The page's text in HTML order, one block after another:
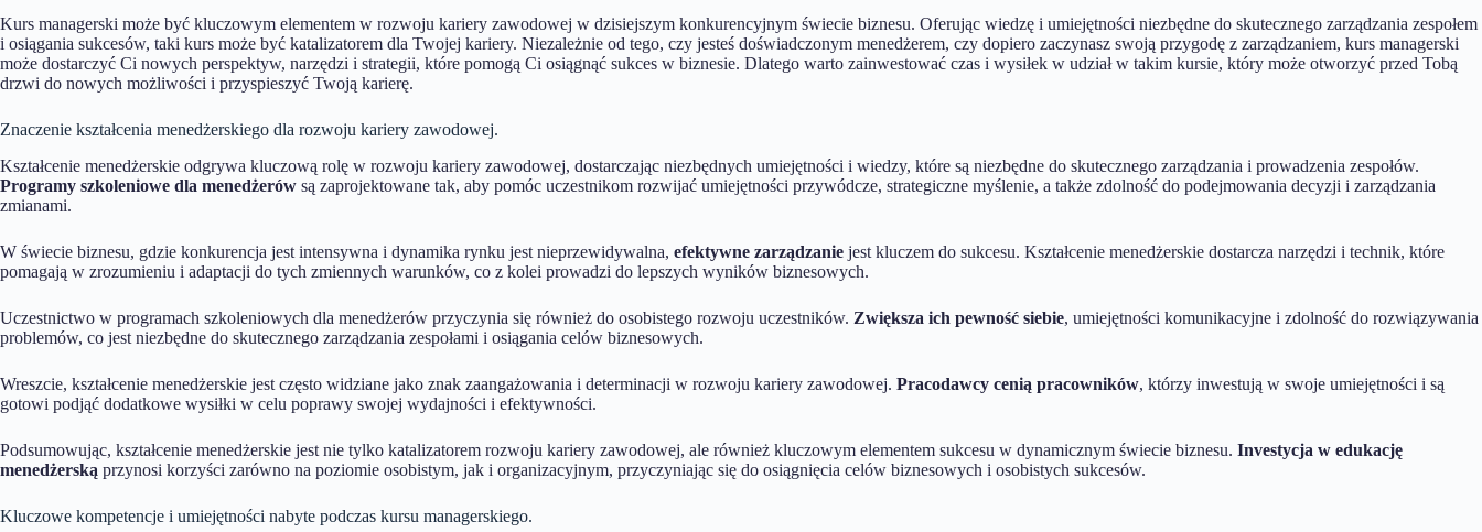
Kurs managerski może być kluczowym elementem w rozwoju kariery zawodowej w dzisiejszym konkurencyjnym świecie biznesu. Oferując wiedzę i umiejętności niezbędne do skutecznego zarządzania zespołem
i osiągania sukcesów, taki kurs może być katalizatorem dla Twojej kariery. Niezależnie od tego, czy jesteś doświadczonym menedżerem, czy dopiero zaczynasz swoją przygodę z zarządzaniem, kurs managerski
może dostarczyć Ci nowych perspektyw, narzędzi i strategii, które pomogą Ci osiągnąć sukces w biznesie. Dlatego warto zainwestować czas i wysiłek w udział w takim kursie, który może otworzyć przed Tobą
drzwi do nowych możliwości i przyspieszyć Twoją karierę.
Znaczenie kształcenia menedżerskiego dla rozwoju kariery zawodowej.
Kształcenie menedżerskie odgrywa kluczową rolę w rozwoju kariery zawodowej, dostarczając niezbędnych umiejętności i wiedzy, które są niezbędne do skutecznego zarządzania i prowadzenia zespołów.
Programy szkoleniowe dla menedżerów są zaprojektowane tak, aby pomóc uczestnikom rozwijać umiejętności przywódcze, strategiczne myślenie, a także zdolność do podejmowania decyzji i zarządzania
zmianami.
W świecie biznesu, gdzie konkurencja jest intensywna i dynamika rynku jest nieprzewidywalna, efektywne zarządzanie jest kluczem do sukcesu. Kształcenie menedżerskie dostarcza narzędzi i technik, które
pomagają w zrozumieniu i adaptacji do tych zmiennych warunków, co z kolei prowadzi do lepszych wyników biznesowych.
Uczestnictwo w programach szkoleniowych dla menedżerów przyczynia się również do osobistego rozwoju uczestników. Zwiększa ich pewność siebie, umiejętności komunikacyjne i zdolność do rozwiązywania
problemów, co jest niezbędne do skutecznego zarządzania zespołami i osiągania celów biznesowych.
Wreszcie, kształcenie menedżerskie jest często widziane jako znak zaangażowania i determinacji w rozwoju kariery zawodowej. Pracodawcy cenią pracowników, którzy inwestują w swoje umiejętności i są
gotowi podjąć dodatkowe wysiłki w celu poprawy swojej wydajności i efektywności.
Podsumowując, kształcenie menedżerskie jest nie tylko katalizatorem rozwoju kariery zawodowej, ale również kluczowym elementem sukcesu w dynamicznym świecie biznesu. Investycja w edukację
menedżerską przynosi korzyści zarówno na poziomie osobistym, jak i organizacyjnym, przyczyniając się do osiągnięcia celów biznesowych i osobistych sukcesów.
Kluczowe kompetencje i umiejętności nabyte podczas kursu managerskiego.